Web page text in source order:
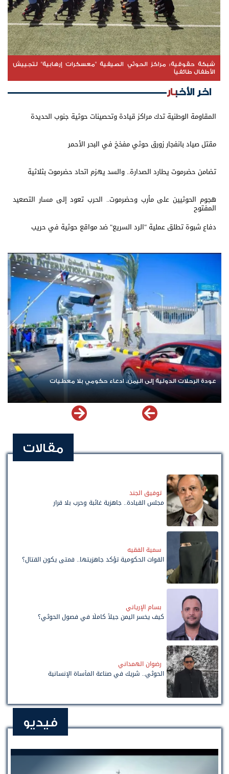
شبكة حقوقية: مراكز الحوثي الصيفية "معسكرات إرهابية" لتجييش
الأطفال طائفياً
اخر الأخبار
المقاومة الوطنية تدك مراكز قيادة وتحصينات حوثية جنوب الحديدة
مقتل صياد بانفجار زورق حوثي مفخخ في البحر الأحمر
تضامن حضرموت يطارد الصدارة.. والسد يهزم اتحاد حضرموت بثلاثية
هجوم الحوثيين على مأرب وحضرموت.. الحرب تعود إلى مسار التصعيد
المفتوح
دفاع شبوة تطلق عملية "الرد السريع" ضد مواقع حوثية في حريب
عودة الرحلات الدولية إلى اليمن.. ادعاء حكومي بلا معطيات
مقالات
توفيق الجند
مجلس القيادة.. جاهزية غائبة وحرب بلا قرار
سمية الفقيه
القوات الحكومية تؤكد جاهزيتها.. فمتى يكون القتال؟
بسام الإرياني
كيف يخسر اليمن جيلاً كاملًا في فصول الحوثي؟
رضوان الهمداني
الحوثي.. شريك في صناعة المأساة الإنسانية
فيديو